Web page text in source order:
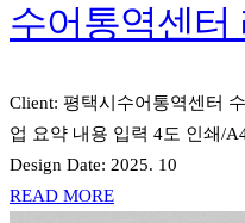
수어통역센터
Client: 평택시수어통역센터
업 요약 내용 입력 4도 인쇄/
Design Date: 2025. 10
READ MORE